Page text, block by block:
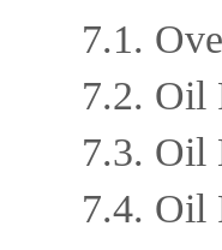
7.1.
7.2. Oil
7.3. Oil
7.4. Oil